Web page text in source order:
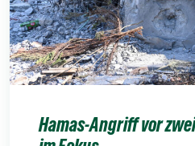
Hamas-Angriff vor